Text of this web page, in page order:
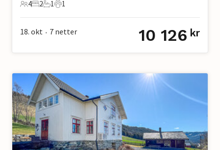
4 Gjester
4
2 Soverom
2
1 Bad
1
1 Kjæledyr
1
18. okt • 7 netter 10 126 kr